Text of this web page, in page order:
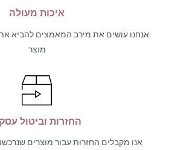
איכות מעולה
אנחנו עושים את מירב המאמצים להביא
מוצר
החזרות וביטול